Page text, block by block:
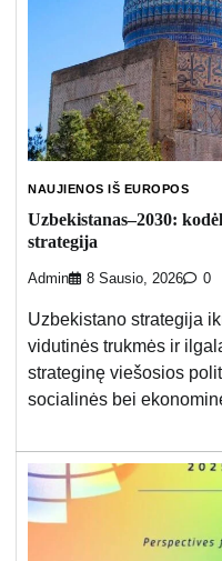
NAUJIENOS IŠ EUROPOS
Uzbekistanas–2030:
strategija
Admin 8 Sausio, 2026 0
Uzbekistano strategija
vidutinės trukmės ir
strateginę viešosios
socialinės bei